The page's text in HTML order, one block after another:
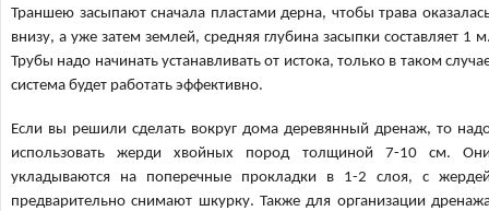
Траншею засыпают сначала пластами дерна, чтобы трава
внизу, а уже затем землей, средняя глубина засыпки составляет 1
Трубы надо начинать устанавливать от истока, только в таком
система будет работать эффективно.
Если вы решили сделать вокруг дома деревянный дренаж, то
использовать жерди хвойных пород толщиной 7-10 см.
укладываются на поперечные прокладки в 1-2 слоя, с
предварительно снимают шкурку. Также для организации